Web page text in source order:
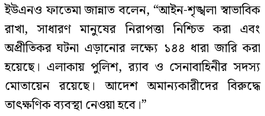
ইউএনও ফাতেমা জান্নাত বলেন, “আইন-শৃঙ্খলা স্বাভাবিক
রাখা, সাধারণ মানুষের নিরাপত্তা নিশ্চিত করা এবং
অপ্রীতিকর ঘটনা এড়ানোর লক্ষ্যে ১৪৪ ধারা জারি করা
হয়েছে। এলাকায় পুলিশ, র‌্যাব ও সেনাবাহিনীর সদস্য
মোতায়েন রয়েছে। আদেশ অমান্যকারীদের বিরুদ্ধে
তাৎক্ষণিক ব্যবস্থা নেওয়া হবে।”